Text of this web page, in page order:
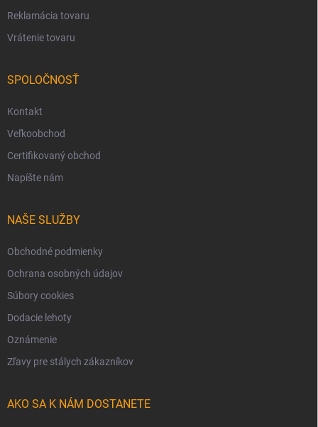
Reklamácia tovaru
Vrátenie tovaru
SPOLOČNOSŤ
Kontakt
Veľkoobchod
Certifikovaný obchod
Napíšte nám
NAŠE SLUŽBY
Obchodné podmienky
Ochrana osobných údajov
Súbory cookies
Dodacie lehoty
Oznámenie
Zľavy pre stálych zákazníkov
AKO SA K NÁM DOSTANETE